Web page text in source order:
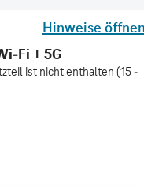
Hinweise
Fi + 5G
ist nicht enthalten (15 -